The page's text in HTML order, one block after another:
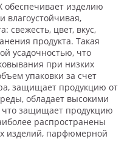
обеспечивает изделию
свежесть, цвет, вкус,
продукта. Такая
усадочностью, что
при низких
упаковки за счет
защищает продукцию от
обладает высокими
защищает продукцию
распространены
изделий, парфюмерной